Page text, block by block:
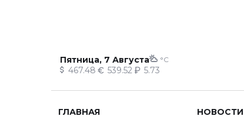
Пятница, 7 Августа °C
467.48 539.52 5.73
ГЛАВНАЯ НОВОСТИ